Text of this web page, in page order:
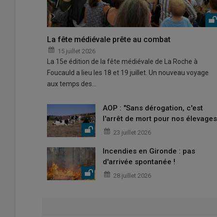
La fête médiévale prête au combat
15 juillet 2026
La 15e édition de la fête médiévale de La Roche à
Foucauld a lieu les 18 et 19 juillet. Un nouveau voyage
aux temps des…
AOP : "Sans dérogation, c'est
l'arrêt de mort pour nos
23 juillet 2026
Incendies en Gironde : pas
d'arrivée spontanée !
28 juillet 2026